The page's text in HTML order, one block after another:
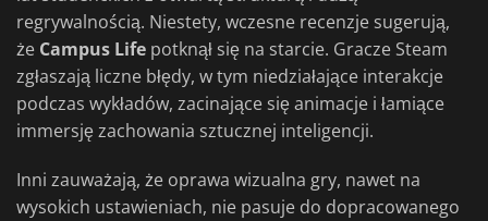
regrywalnością. Niestety, wczesne recenzje sugerują,
że Campus Life potknął się na starcie. Gracze Steam
zgłaszają liczne błędy, w tym niedziałające interakcje
podczas wykładów, zacinające się animacje i łamiące
immersję zachowania sztucznej inteligencji.
Inni zauważają, że oprawa wizualna gry, nawet na
wysokich ustawieniach, nie pasuje do dopracowanego